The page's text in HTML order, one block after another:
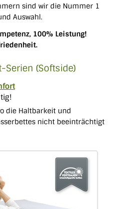
sind wir die Nummer 1
Auswahl.
100% Leistung!
Serien (Softside)
die Haltbarkeit und
nicht beeinträchtigt